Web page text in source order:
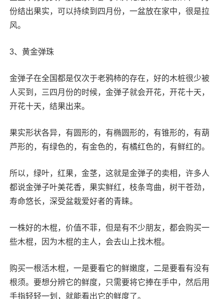
份结出果实，可以持续到四月份，一盆放在家中，很是拉
风。
3、黄金弹珠
金弹子在全国都是仅次于老鸦柿的存在，好的木桩很少被
人买到，三四月份的时候，金弹子就会开花，开花十天，
开花十天，结果出来。
果实形状各异，有圆形的，有椭圆形的，有锥形的，有葫
芦形的，有绿色的，有金色的，有橘红色的，有鲜红的。
所以，绿叶，红果，金茎，这就是金弹子的卖相，许多人
都说金弹子叶美花香，果实鲜红，枝条弯曲，树干苍劲，
寿命悠长，深受盆栽爱好者的青睐。
一株好的木棍，价值不菲，但是有不少朋友，都会购买一
些木棍，因为木棍的主人，会去山上找木棍。
购买一根活木棍，一是要看它的鲜嫩度，二是要看有没有
根须。要想分辨它的鲜度，只需要将它捧在手中，然后用
手指轻轻一划，就能看出它的鲜度了。